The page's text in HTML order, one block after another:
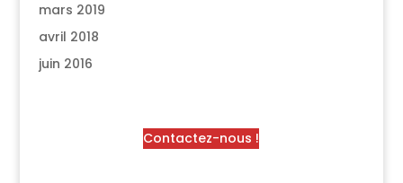
mars 2019
avril 2018
juin 2016
Contactez-nous !